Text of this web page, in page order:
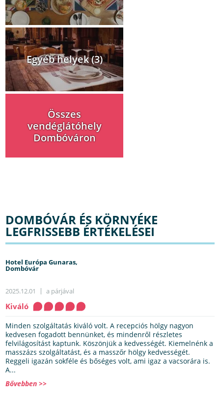
Egyéb helyek (3)
Összes
vendéglátóhely
Dombóváron
DOMBÓVÁR ÉS KÖRNYÉKE
LEGFRISSEBB ÉRTÉKELÉSEI
Hotel Európa Gunaras,
Dombóvár
2025.12.01 a párjával
Kiváló
Minden szolgáltatás kiváló volt. A recepciós hölgy nagyon
kedvesen fogadott bennünket, és mindenről részletes
felvilágosítást kaptunk. Köszönjük a kedvességét. Kiemelnénk a
masszázs szolgáltatást, és a masszőr hölgy kedvességét.
Reggeli igazán sokféle és bőséges volt, ami igaz a vacsorára is.
A...
Bővebben >>